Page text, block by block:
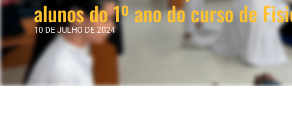
alunos do 1º ano do curso de
10 DE JULHO DE 2024